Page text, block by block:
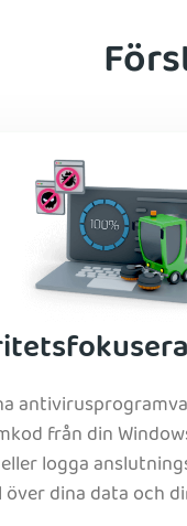
från din
logga
dina data och